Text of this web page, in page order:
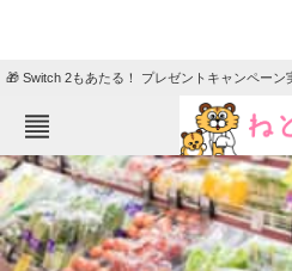
🎁 Switch 2もあたる！ プレゼントキャンペーン
ねとらぼメニュー
TOP ニ
エンタメ ク